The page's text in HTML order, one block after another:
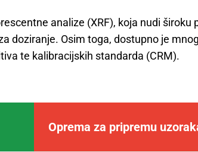
analize (XRF), koja nudi široku
doziranje. Osim toga, dostupno je
te kalibracijskih standarda (CRM).
Oprema za pripremu